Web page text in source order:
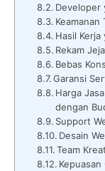
Developer
Keamanan
Hasil Kerja
Rekam
Bebas
Garansi
Harga
dengan
Support
Desain
Team